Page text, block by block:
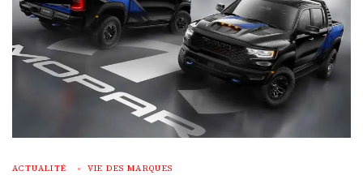
ACTUALITÉ VIE DES MARQUES